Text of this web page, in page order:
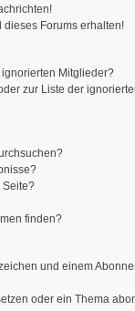
dieses Forums erhalten!
Mitglieder?
zur Liste der
Seite?
finden?
und einem
oder ein Thema